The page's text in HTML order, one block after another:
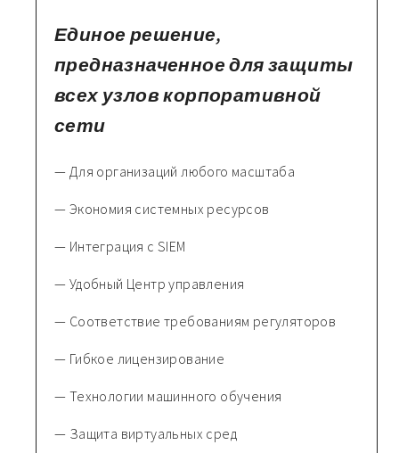
Единое решение,
предназначенное для защиты
всех узлов корпоративной
сети
— Для организаций любого масштаба
— Экономия системных ресурсов
— Интеграция с SIEM
— Удобный Центр управления
— Соответствие требованиям регуляторов
— Гибкое лицензирование
— Технологии машинного обучения
— Защита виртуальных сред